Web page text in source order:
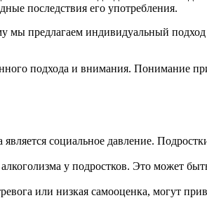
последствия его употребления.
предлагаем индивидуальный
подхода и внимания. Понимание
социальное давление.
у подростков. Это может
или низкая самооценка, могут